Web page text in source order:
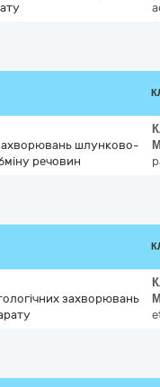
захворювань шлунково-
речовин
захворювань